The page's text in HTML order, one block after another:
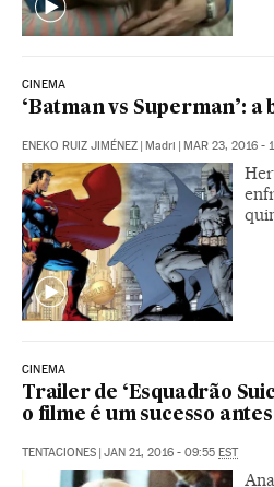
CINEMA
‘Batman vs Superman’: a
ENEKO RUIZ JIMÉNEZ | Madri | MAR 23, 2016 -
CINEMA
Trailer de ‘Esquadrão
o filme é um sucesso
TENTACIONES | JAN 21, 2016 - 09:55 EST